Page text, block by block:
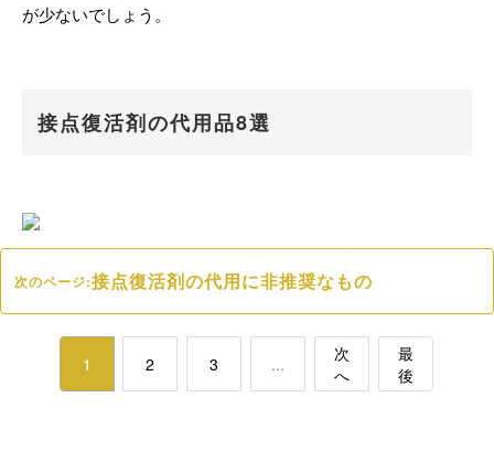
が少ないでしょう。
接点復活剤の代用品8選
次のページ:接点復活剤の代用に非推奨なもの
1 2 3 ...
次
へ
最
後